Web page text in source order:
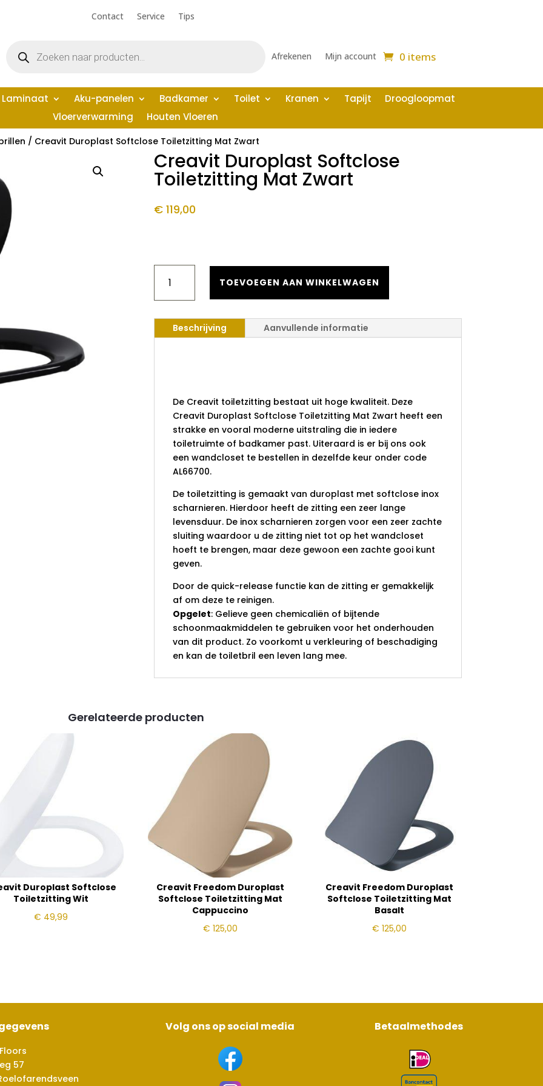
Contact Service Tips
zoeken Afrekenen Mijn account 0 items
Laminaat Aku-panelen Badkamer Toilet Kranen Tapijt
Droogloopmat
Vloerverwarming
Houten Vloeren
/ Creavit Duroplast Softclose Toiletzitting Mat Zwart
Creavit Duroplast Softclose
Toiletzitting Mat Zwart
€119,00
DUROPLAST
TOILETZITTING
ZWART
AANTAL
TOEVOEGEN AAN WINKELWAGEN
Beschrijving Aanvullende informatie
De Creavit toiletzitting bestaat uit hoge kwaliteit. Deze
Creavit Duroplast Softclose Toiletzitting Mat Zwart heeft een
strakke en vooral moderne uitstraling die in iedere
toiletruimte of badkamer past. Uiteraard is er bij ons ook
een wandcloset te bestellen in dezelfde keur onder code
AL66700.
De toiletzitting is gemaakt van duroplast met softclose inox
scharnieren. Hierdoor heeft de zitting een zeer lange
levensduur. De inox scharnieren zorgen voor een zeer zachte
sluiting waardoor u de zitting niet tot op het wandcloset
hoeft te brengen, maar deze gewoon een zachte gooi kunt
geven.
Door de quick-release functie kan de zitting er gemakkelijk
af om deze te reinigen.
Opgelet: Gelieve geen chemicaliën of bijtende
schoonmaakmiddelen te gebruiken voor het onderhouden
van dit product. Zo voorkomt u verkleuring of beschadiging
en kan de toiletbril een leven lang mee.
Gerelateerde producten
Duroplast Softclose
Toiletzitting Wit
€ 49,99
Creavit Freedom Duroplast
Softclose Toiletzitting Mat
Cappuccino
€ 125,00
Creavit Freedom Duroplast
Softclose Toiletzitting Mat
Basalt
€ 125,00
57
Volg ons op social media Betaalmethodes